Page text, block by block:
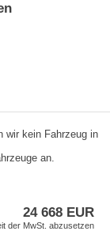
wir kein Fahrzeug in
an.
24 668 EUR
der MwSt. abzusetzen